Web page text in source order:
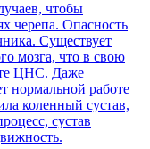
чтобы
черепа. Опасность
Существует
мозга, что в свою
ЦНС. Даже
нормальной работе
коленный сустав,
сустав